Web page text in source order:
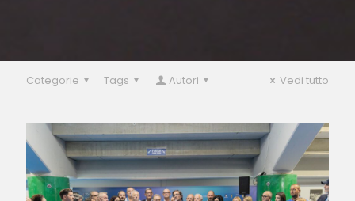
Categorie Tags Autori Vedi tutto